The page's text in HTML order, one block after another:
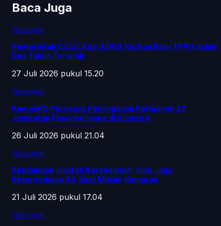
Baca Juga
Nasional
Pemerintah Catat Ada 3.000 Korban Baru TPPO dalam
Dua Tahun Terakhir
27 Juli 2026 pukul 15.20
Nasional
KemenPU Percepat Penanganan Permanen 47
Jembatan Pascabencana di Sumatra
26 Juli 2026 pukul 21.04
Nasional
Bendungan Jlantah Karanganyar Siap Jaga
Ketersediaan Air Saat Musim Kemarau
21 Juli 2026 pukul 17.04
Nasional